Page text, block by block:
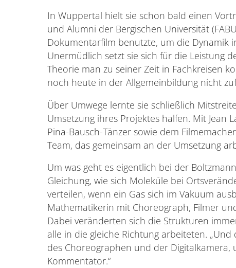
In Wuppertal hielt sie schon bald einen
und Alumni der Bergischen Universität
Dokumentarfilm benutzte, um die Dynamik
Unermüdlich setzt sie sich für die Leistung
Theorie man zu seiner Zeit in Fachkreisen
noch heute in der Allgemeinbildung nicht
Über Umwege lernte sie schließlich
Umsetzung ihres Projektes halfen. Mit Jean
Pina-Bausch-Tänzer sowie dem
Team, das gemeinsam an der Umsetzung
Um was geht es eigentlich bei der
Gleichung, wie sich Moleküle bei
verteilen, wenn ein Gas sich im Vakuum
Mathematikerin mit Choreograph, Filmer
Dabei veränderten sich die Strukturen
alle in die gleiche Richtung arbeiteten.
des Choreographen und der
Kommentator.“